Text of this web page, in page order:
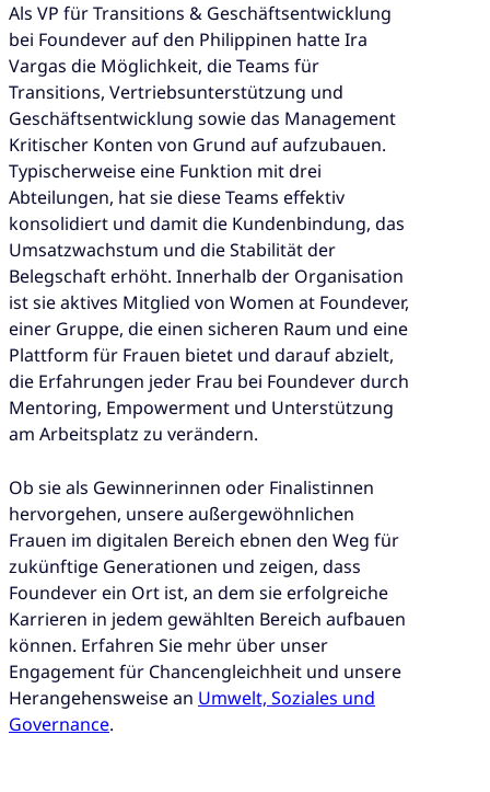
Als VP für Transitions & Geschäftsentwicklung
bei Foundever auf den Philippinen hatte Ira
Vargas die Möglichkeit, die Teams für
Transitions, Vertriebsunterstützung und
Geschäftsentwicklung sowie das Management
Kritischer Konten von Grund auf aufzubauen.
Typischerweise eine Funktion mit drei
Abteilungen, hat sie diese Teams effektiv
konsolidiert und damit die Kundenbindung, das
Umsatzwachstum und die Stabilität der
Belegschaft erhöht. Innerhalb der Organisation
ist sie aktives Mitglied von Women at Foundever,
einer Gruppe, die einen sicheren Raum und eine
Plattform für Frauen bietet und darauf abzielt,
die Erfahrungen jeder Frau bei Foundever durch
Mentoring, Empowerment und Unterstützung
am Arbeitsplatz zu verändern.
Ob sie als Gewinnerinnen oder Finalistinnen
hervorgehen, unsere außergewöhnlichen
Frauen im digitalen Bereich ebnen den Weg für
zukünftige Generationen und zeigen, dass
Foundever ein Ort ist, an dem sie erfolgreiche
Karrieren in jedem gewählten Bereich aufbauen
können. Erfahren Sie mehr über unser
Engagement für Chancengleichheit und unsere
Herangehensweise an Umwelt, Soziales und
Governance.